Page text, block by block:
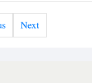
Next